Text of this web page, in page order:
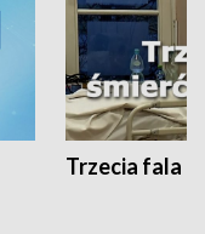
Trzecia fala -